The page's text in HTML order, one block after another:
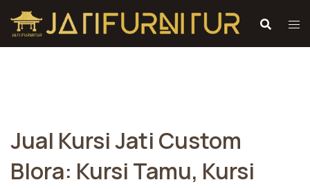
Skip
content
Jual Kursi Jati Custom
Blora: Kursi Tamu, Kursi